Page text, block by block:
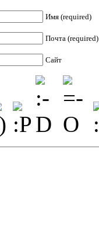
Имя (required)
Почта (required)
Сайт